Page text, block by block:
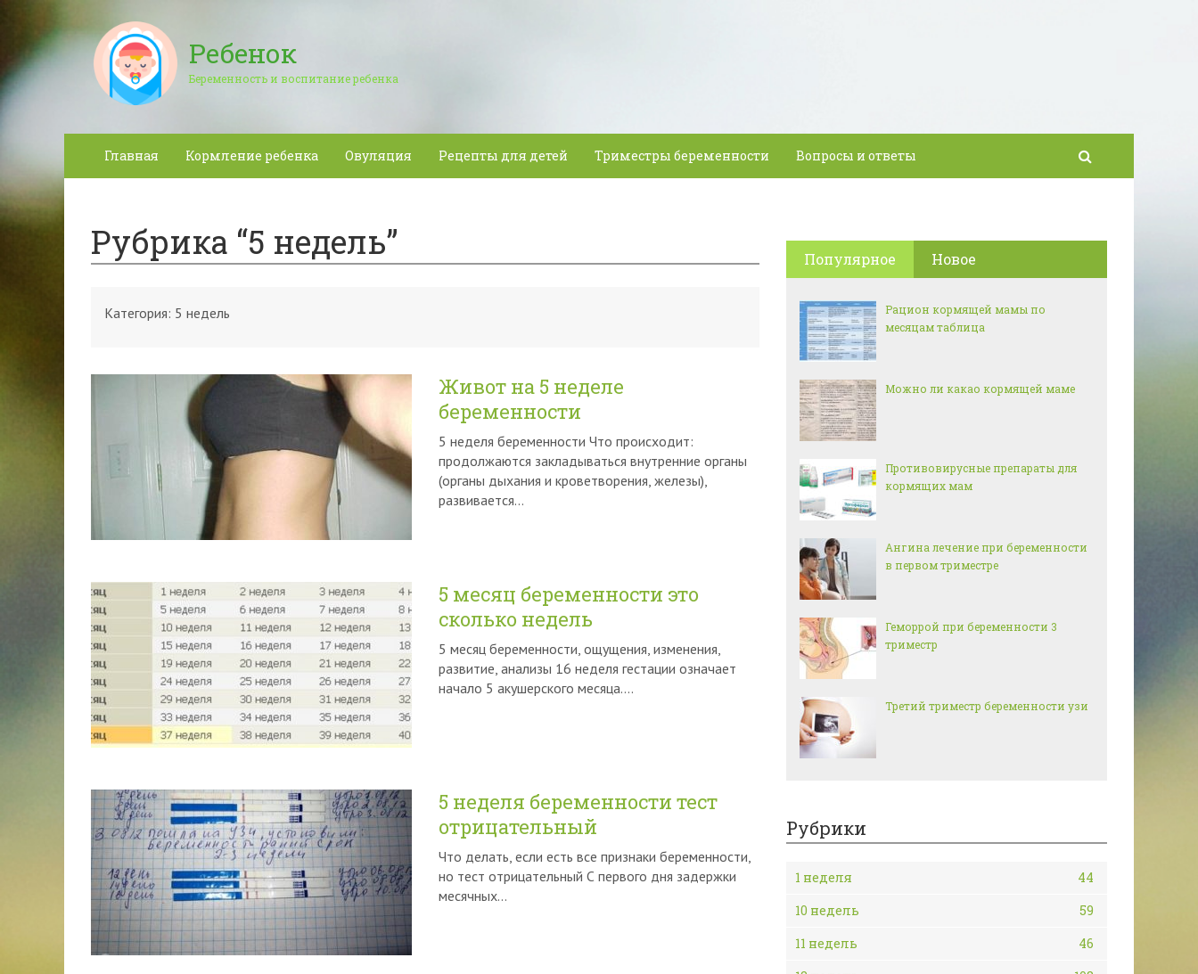
Ребенок
Беременность и воспитание ребенка
Главная Кормление ребенка Овуляция Рецепты для детей Триместры беременности Вопросы и ответы
Рубрика “5 недель”
Категория: 5 недель
Живот на 5 неделе
беременности
5 неделя беременности Что происходит:
продолжаются закладываться внутренние органы
(органы дыхания и кроветворения, железы),
развивается…
5 месяц беременности это
сколько недель
5 месяц беременности, ощущения, изменения,
развитие, анализы 16 неделя гестации означает
начало 5 акушерского месяца….
5 неделя беременности тест
отрицательный
Что делать, если есть все признаки беременности,
но тест отрицательный С первого дня задержки
месячных…
Популярное Новое
Рацион кормящей мамы по
месяцам таблица
Можно ли какао кормящей маме
Противовирусные препараты для
кормящих мам
Ангина лечение при беременности
в первом триместре
Геморрой при беременности 3
триместр
Третий триместр беременности узи
Рубрики
1 неделя
44
10 недель
59
11 недель
46